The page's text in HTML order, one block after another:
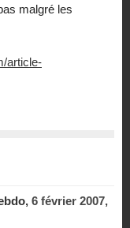
malgré les
article-
6 février 2007,